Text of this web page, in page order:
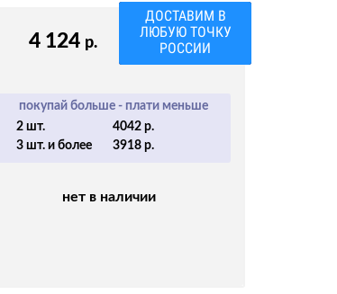
ДОСТАВИМ В
ЛЮБУЮ ТОЧКУ
РОССИИ
4 124 р.
покупай больше - плати меньше
2 шт.
4042 р.
3 шт. и более
3918 р.
нет в наличии